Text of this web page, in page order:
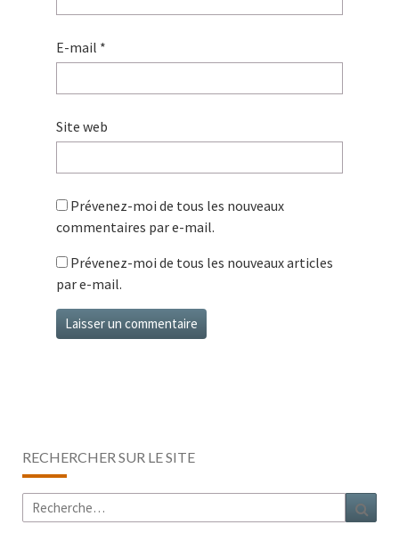
E-mail *
Site web
Prévenez-moi de tous les nouveaux
commentaires par e-mail.
Prévenez-moi de tous les nouveaux articles
par e-mail.
RECHERCHER SUR LE SITE
Rechercher :